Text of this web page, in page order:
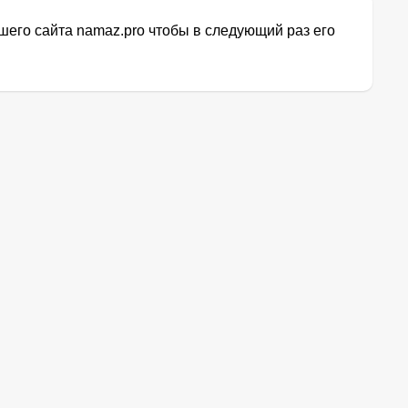
сайта namaz.pro чтобы в следующий раз его